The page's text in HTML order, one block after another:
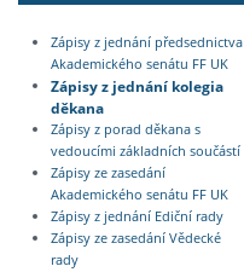
Zápisy z jednání předsednictva
Akademického senátu FF UK
Zápisy z jednání kolegia
děkana
Zápisy z porad děkana s
vedoucími základních součástí
Zápisy ze zasedání
Akademického senátu FF UK
Zápisy z jednání Ediční rady
Zápisy ze zasedání Vědecké
rady